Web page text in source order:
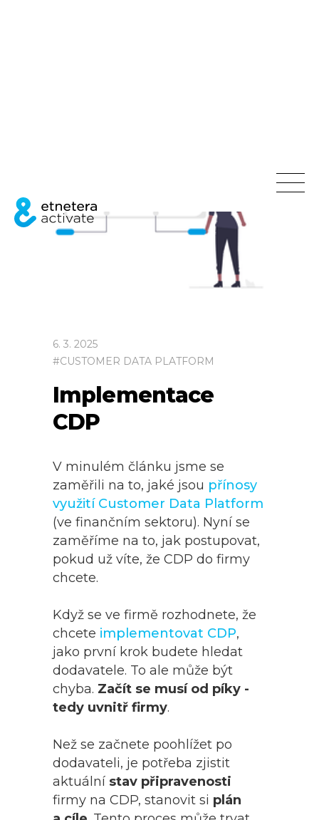
6. 3. 2025
#CUSTOMER DATA PLATFORM
Implementace
CDP
V minulém článku jsme se
zaměřili na to, jaké jsou přínosy
využití Customer Data Platform
(ve finančním sektoru). Nyní se
zaměříme na to, jak postupovat,
pokud už víte, že CDP do firmy
chcete.
Když se ve firmě rozhodnete, že
chcete implementovat CDP,
jako první krok budete hledat
dodavatele. To ale může být
chyba. Začít se musí od píky -
tedy uvnitř firmy.
Než se začnete poohlížet po
dodavateli, je potřeba zjistit
aktuální stav připravenosti
firmy na CDP, stanovit si plán